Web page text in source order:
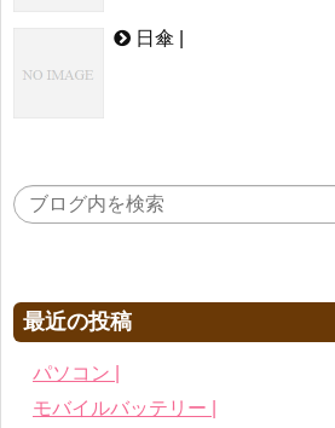
日傘 |
最近の投稿
パソコン |
モバイルバッテリー |